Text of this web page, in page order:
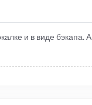
и в виде бэкапа. А